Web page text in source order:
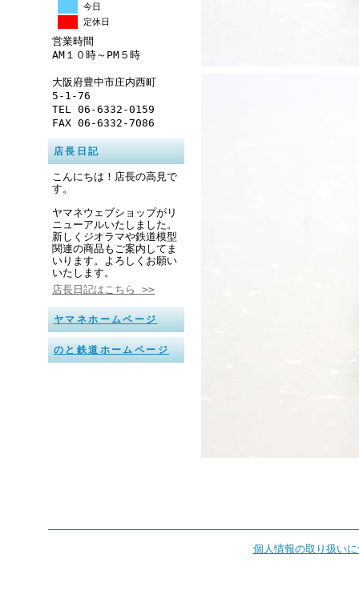
今日
定休日
営業時間
AM１０時～PM５時
大阪府豊中市庄内西町
5-1-76
TEL 06-6332-0159
FAX 06-6332-7086
店長日記
こんにちは！店長の高見で
す。
ヤマネウェブショップがリ
ニューアルいたしました。
新しくジオラマや鉄道模型
関連の商品もご案内してま
いります。よろしくお願い
いたします。
店長日記はこちら >>
ヤマネホームページ
のと鉄道ホームページ
個人情報の取り扱い